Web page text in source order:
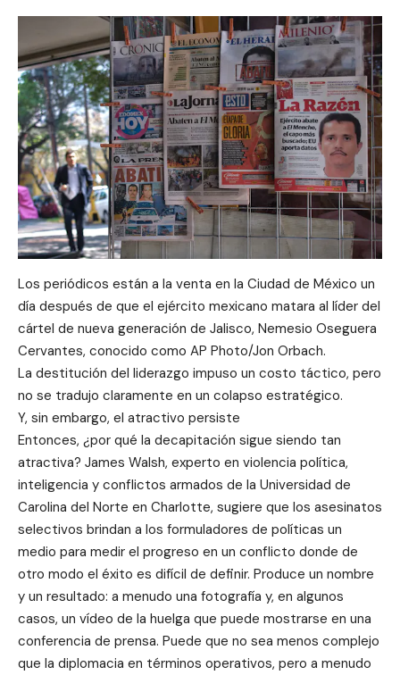
Los periódicos están a la venta en la Ciudad de México un
día después de que el ejército mexicano matara al líder del
cártel de nueva generación de Jalisco, Nemesio Oseguera
Cervantes, conocido como AP Photo/Jon Orbach.
La destitución del liderazgo impuso un costo táctico, pero
no se tradujo claramente en un colapso estratégico.
Y, sin embargo, el atractivo persiste
Entonces, ¿por qué la decapitación sigue siendo tan
atractiva? James Walsh, experto en violencia política,
inteligencia y conflictos armados de la Universidad de
Carolina del Norte en Charlotte, sugiere que los asesinatos
selectivos brindan a los formuladores de políticas un
medio para medir el progreso en un conflicto donde de
otro modo el éxito es difícil de definir. Produce un nombre
y un resultado: a menudo una fotografía y, en algunos
casos, un vídeo de la huelga que puede mostrarse en una
conferencia de prensa. Puede que no sea menos complejo
que la diplomacia en términos operativos, pero a menudo